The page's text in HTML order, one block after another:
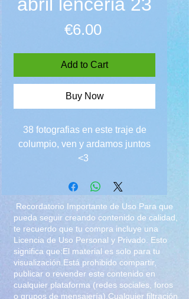
€6.00Price
Add to Cart
Buy Now
38 fotografias en este traje de
columpio, ven y ardamos juntos
<3
Recordatorio Importante de Uso Para que
pueda seguir creando contenido de calidad,
te recuerdo que tu compra incluye una
Licencia de Uso Personal y Privado. Esto
significa que:El material es solo para tu
visualización.Está prohibido compartir,
publicar o revender este contenido en
cualquier plataforma (redes sociales, foros
o grupos de mensajería).Cualquier filtración